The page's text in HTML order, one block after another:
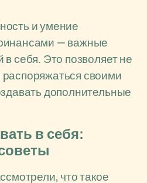
и умение
— важные
в себя. Это позволяет не
своими
дополнительные
в себя:
что такое